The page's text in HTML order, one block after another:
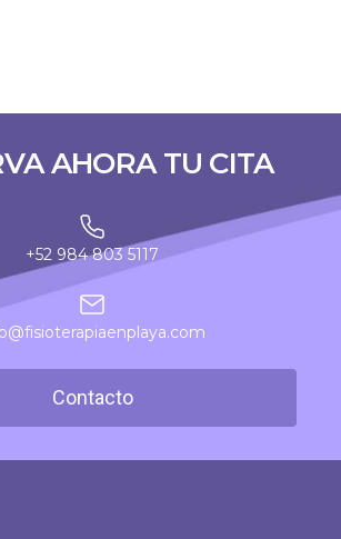
AHORA TU CITA
+52 984 803 5117
Contacto